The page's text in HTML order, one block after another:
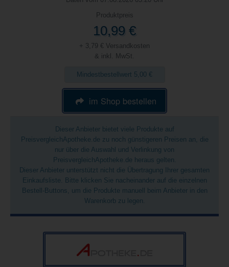
Produktpreis
10,99 €
+ 3,79 € Versandkosten
& inkl. MwSt.
Mindestbestellwert 5,00 €
im Shop bestellen
Dieser Anbieter bietet viele Produkte auf
PreisvergleichApotheke.de zu noch günstigeren Preisen an, die
nur über die Auswahl und Verlinkung von
PreisvergleichApotheke.de heraus gelten.
Dieser Anbieter unterstützt nicht die Übertragung Ihrer gesamten
Einkaufsliste. Bitte klicken Sie nacheinander auf die einzelnen
Bestell-Buttons, um die Produkte manuell beim Anbieter in den
Warenkorb zu legen.